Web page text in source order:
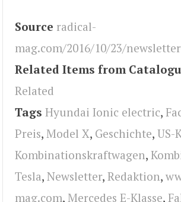
Source radical-
mag.com/2016/10/23/
Related Items from
Related
Tags Hyundai Ionic electric,
Preis, Model X, Geschichte, US-
Kombinationskraftwagen,
Tesla, Newsletter, Redaktion,
mag.com, Mercedes E-Klasse,